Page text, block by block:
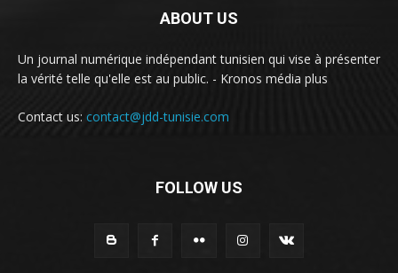
ABOUT US
Un journal numérique indépendant tunisien qui vise à présenter
la vérité telle qu'elle est au public. - Kronos média plus
Contact us: contact@jdd-tunisie.com
FOLLOW US